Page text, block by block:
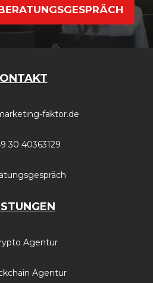
faktor.de
30 40363129
Agentur
Agentur